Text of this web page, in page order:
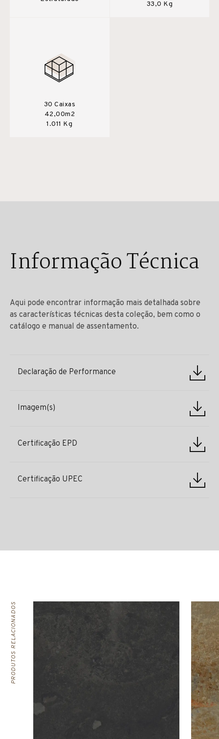
33,0 Kg
30 Caixas
42,00m2
1.011 Kg
Informação Técnica
Aqui pode encontrar informação mais detalhada sobre
as características técnicas desta coleção, bem como o
catálogo e manual de assentamento.
Declaração de Performance
Imagem(s)
Certificação EPD
Certificação UPEC
PRODUTOS RELACIONADOS